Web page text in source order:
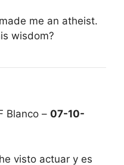
me an atheist.
wisdom?
Blanco – 07-10-
visto actuar y es